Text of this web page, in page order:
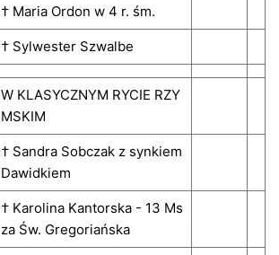
† Maria Ordon w 4 r. śm.
† Sylwester Szwalbe
W KLASYCZNYM RYCIE RZY
MSKIM
† Sandra Sobczak z synkiem
Dawidkiem
† Karolina Kantorska - 13 Ms
za Św. Gregoriańska